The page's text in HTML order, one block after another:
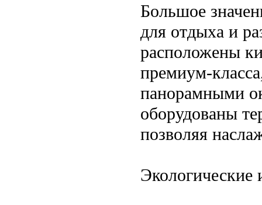
Большое
для отдыха и
расположены
премиум-
панорамными
оборудованы
позволяя